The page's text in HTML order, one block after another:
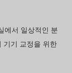
에서 일상적인 분
기기 교정을 위한